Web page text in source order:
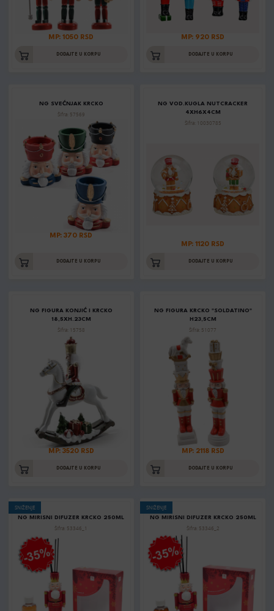
MP: 1050 RSD
DODAJTE U KORPU
MP: 920 RSD
DODAJTE U KORPU
NG SVEĆNJAK KRCKO
Šifra: 57569
MP: 370 RSD
DODAJTE U KORPU
NG VOD.KUGLA NUTCRACKER
4XH6X4CM
Šifra: 10030785
MP: 1120 RSD
DODAJTE U KORPU
NG FIGURA KONJIĆ I KRCKO
18,5XH.23CM
Šifra: 15758
MP: 3520 RSD
DODAJTE U KORPU
NG FIGURA KRCKO "SOLDATINO"
H23,5CM
Šifra: 51077
MP: 2118 RSD
DODAJTE U KORPU
SNIŽENJE
NG MIRISNI DIFUZER KRCKO 250ML
Šifra: 53346_1
SNIŽENJE
NG MIRISNI DIFUZER KRCKO 250ML
Šifra: 53346_2